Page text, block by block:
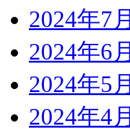
2024年7月
2024年6月
2024年5月
2024年4月